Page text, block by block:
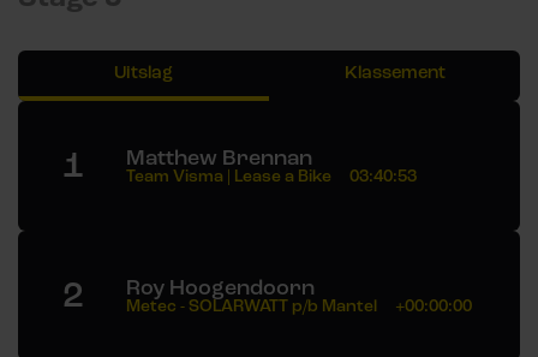
Uitslag Klassement
1 Matthew Brennan
Team Visma | Lease a Bike 03:40:53
2 Roy Hoogendoorn
Metec - SOLARWATT p/b Mantel +00:00:00